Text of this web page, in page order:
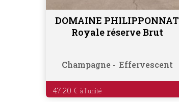
Lire la suite
DOMAINE PHILIPPONNAT
Royale réserve Brut
Champagne Effervescent
47.20 €